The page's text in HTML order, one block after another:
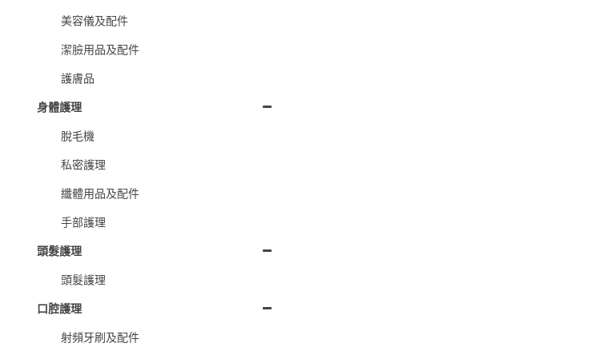
美容儀及配件
潔臉用品及配件
護膚品
身體護理
脫毛機
私密護理
纖體用品及配件
手部護理
頭髮護理
頭髮護理
口腔護理
射頻牙刷及配件